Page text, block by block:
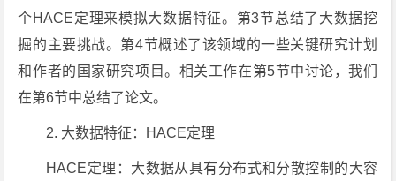
个HACE定理来模拟大数据特征。第3节总结了大数据挖
掘的主要挑战。第4节概述了该领域的一些关键研究计划
和作者的国家研究项目。相关工作在第5节中讨论，我们
在第6节中总结了论文。
2. 大数据特征：HACE定理
HACE定理：大数据从具有分布式和分散控制的大容